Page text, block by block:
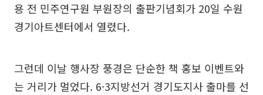
용 전 민주연구원 부원장의 출판기념회가 20일 수원
경기아트센터에서 열렸다.
그런데 이날 행사장 풍경은 단순한 책 홍보 이벤트와
는 거리가 멀었다. 6·3지방선거 경기도지사 출마를 선